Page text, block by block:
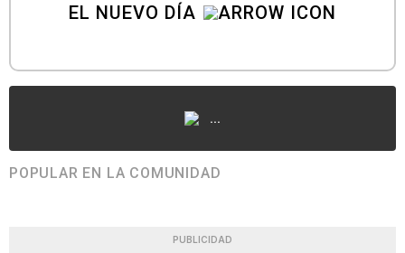
EL NUEVO DÍA
...
POPULAR EN LA COMUNIDAD
PUBLICIDAD